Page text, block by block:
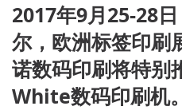
2017年9月25-28
尔，欧洲标签印刷
诺数码印刷将特别
White数码印刷机。